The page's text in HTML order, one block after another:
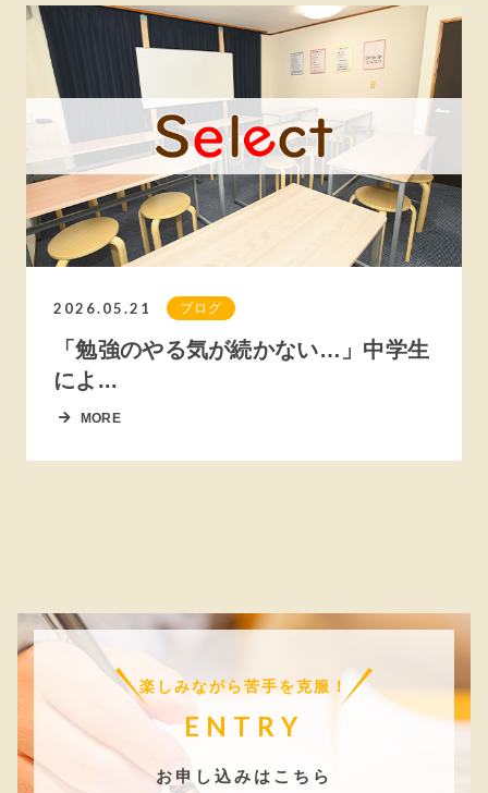
2026.05.21 ブログ
「勉強のやる気が続かない…」中学生
によ...
MORE
楽しみながら苦手を克服！
ENTRY
お申し込みはこちら